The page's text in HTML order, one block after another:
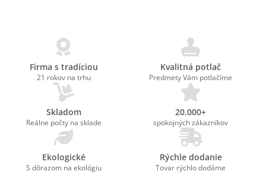
Firma s tradíciou
21 rokov na trhu
Kvalitná potlač
Predmety Vám potlačíme
Skladom
Reálne počty na sklade
20.000+
spokojných zákazníkov
Ekologické
S dôrazom na ekológiu
Rýchle dodanie
Tovar rýchlo dodáme